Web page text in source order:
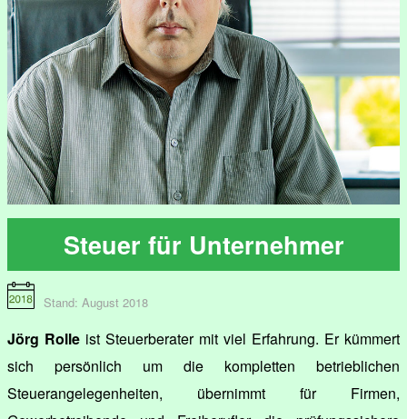
Steuer für Unternehmer
Stand: August 2018
Jörg Rolle ist Steuerberater mit viel Erfahrung. Er kümmert
sich persönlich um die kompletten betrieblichen
Steuerangelegenheiten, übernimmt für Firmen,